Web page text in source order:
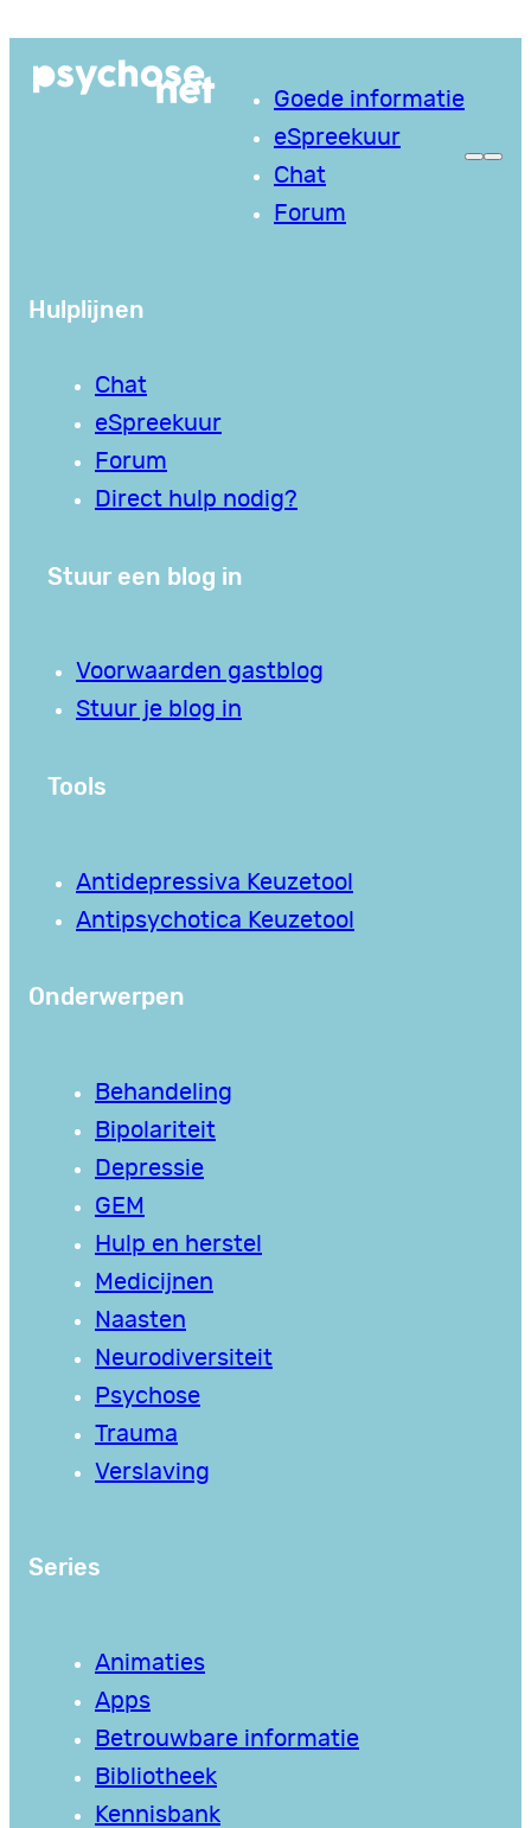
naar
Goede informatie
eSpreekuur
Chat
Forum
Hulplijnen
Chat
eSpreekuur
Forum
Direct hulp nodig?
Stuur een blog in
Voorwaarden gastblog
Stuur je blog in
Tools
Antidepressiva Keuzetool
Antipsychotica Keuzetool
Onderwerpen
Behandeling
Bipolariteit
Depressie
GEM
Hulp en herstel
Medicijnen
Naasten
Neurodiversiteit
Psychose
Trauma
Verslaving
Series
Animaties
Apps
Betrouwbare informatie
Bibliotheek
Kennisbank